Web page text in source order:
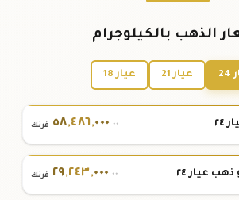
الذهب بالكيلوجرام
عيار 21 عيار 18
٢٤ ٥٨,٤٨٦,٠٠٠.٠٠ فرنك
عيار ٢٤ ٢٩,٢٤٣,٠٠٠.٠٠ فرنك